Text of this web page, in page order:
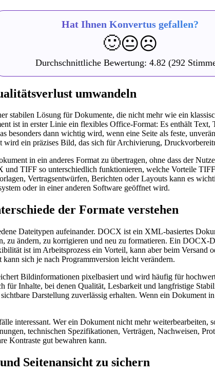
Hat Ihnen Konvertus gefallen?
🙂😐☹️
Durchschnittliche Bewertung: 4.82 (292
umwandeln
stabilen Lösung für Dokumente, die nicht mehr wie ein
ist in erster Linie ein flexibles Office-Format: Es enthält Text,
besonders dann wichtig wird, wenn eine Seite als feste,
ein präzises Bild, das sich für Archivierung,
in ein anderes Format zu übertragen, ohne dass der
TIFF so unterschiedlich funktionieren, welche Vorteile
Vertragsentwürfen, Berichten oder Layouts kann es
oder in einer anderen Software geöffnet wird.
der Formate verstehen
Dateitypen aufeinander. DOCX ist ein XML-basiertes
zu ändern, zu korrigieren und neu zu formatieren. Ein DOCX-
ist im Arbeitsprozess ein Vorteil, kann aber beim
sich je nach Programmversion leicht verändern.
Bildinformationen pixelbasiert und wird häufig für
für Inhalte, bei denen Qualität, Lesbarkeit und langfristige
Darstellung zuverlässig erhalten. Wenn ein
interessant. Wer ein Dokument nicht mehr weiterbearbeiten,
technischen Spezifikationen, Verträgen, Nachweisen,
Kontraste gut bewahren kann.
Seitenansicht zu sichern